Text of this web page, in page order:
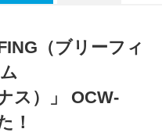
（ブリーフィ
ス）」 OCW-
！